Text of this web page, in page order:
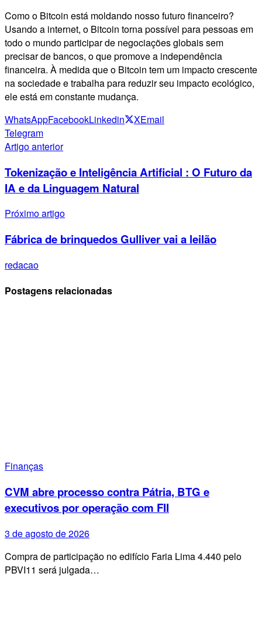
Como o Bitcoin está moldando nosso futuro financeiro?
Usando a internet, o Bitcoin torna possível para pessoas em
todo o mundo participar de negociações globais sem
precisar de bancos, o que promove a independência
financeira. À medida que o Bitcoin tem um impacto crescente
na sociedade e trabalha para reduzir seu impacto ecológico,
ele está em constante mudança.
WhatsAppFacebookLinkedin XEmail
Telegram
Artigo anterior
Tokenização e Inteligência Artificial : O Futuro da
IA e da Linguagem Natural
Próximo artigo
Fábrica de brinquedos Gulliver vai a leilão
redacao
Postagens relacionadas
Finanças
CVM abre processo contra Pátria, BTG e
executivos por operação com FII
3 de agosto de 2026
Compra de participação no edifício Faria Lima 4.440 pelo
PBVI11 será julgada…